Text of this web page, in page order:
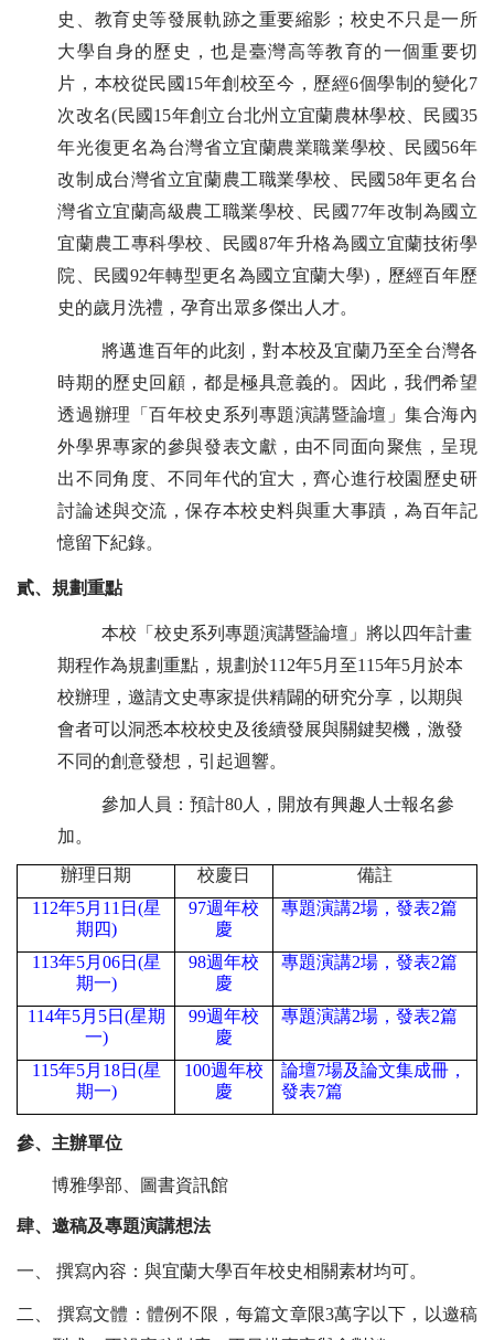
史、教育史等發展軌跡之重要縮影；校史不只是一所
大學自身的歷史，也是臺灣高等教育的一個重要切
片，本校從民國15年創校至今，歷經6個學制的變化7
次改名(民國15年創立台北州立宜蘭農林學校、民國35
年光復更名為台灣省立宜蘭農業職業學校、民國56年
改制成台灣省立宜蘭農工職業學校、民國58年更名台
灣省立宜蘭高級農工職業學校、民國77年改制為國立
宜蘭農工專科學校、民國87年升格為國立宜蘭技術學
院、民國92年轉型更名為國立宜蘭大學)，歷經百年歷
史的歲月洗禮，孕育出眾多傑出人才。
將邁進百年的此刻，對本校及宜蘭乃至全台灣各
時期的歷史回顧，都是極具意義的。因此，我們希望
透過辦理「百年校史系列專題演講暨論壇」集合海內
外學界專家的參與發表文獻，由不同面向聚焦，呈現
出不同角度、不同年代的宜大，齊心進行校園歷史研
討論述與交流，保存本校史料與重大事蹟，為百年記
憶留下紀錄。
貳、 規劃重點
本校「校史系列專題演講暨論壇」將以四年計畫
期程作為規劃重點，規劃於112年5月至115年5月於本
校辦理，邀請文史專家提供精闢的研究分享，以期與
會者可以洞悉本校校史及後續發展與關鍵契機，激發
不同的創意發想，引起迴響。
參加人員：預計80人，開放有興趣人士報名參
加。
辦理日期 校慶日
備註
112年5月11日(星
期四)
97週年校
慶
專題演講2場，發表2篇
113年5月06日(星
期一)
98週年校
慶
專題演講2場，發表2篇
114年5月5日(星期
一)
99週年校
慶
專題演講2場，發表2篇
115年5月18日(星
期一)
100週年校
慶
論壇7場及論文集成冊，
發表7篇
參、 主辦單位
博雅學部、圖書資訊館
肆、 邀稿及專題演講想法
一、 撰寫內容：與宜蘭大學百年校史相關素材均可。
二、 撰寫文體：體例不限，每篇文章限3萬字以下，以邀稿